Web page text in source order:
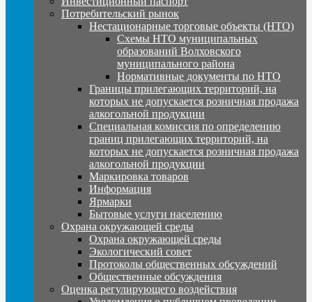
Потребительский рынок
Нестационарные торговые объекты (НТО)
Схемы НТО муниципальных
образований Волховского
муниципального района
Нормативные документы по НТО
Границы прилегающих территорий, на
которых не допускается розничная продажа
алкогольной продукции
Специальная комиссия по определению
границ прилегающих территорий, на
которых не допускается розничная продажа
алкогольной продукции
Маркировка товаров
Информация
Ярмарки
Бытовые услуги населению
Охрана окружающей среды
Охрана окружающей среды
Экологический совет
Протоколы общественных обсуждений
Общественные обсуждения
Оценка регулирующего воздействия